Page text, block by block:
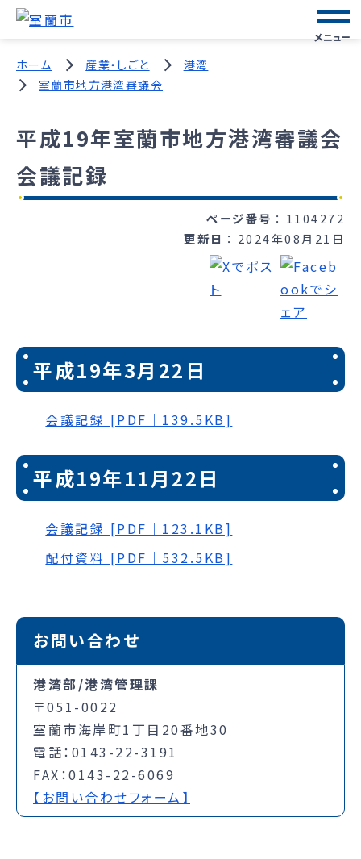
メニュー
ホーム 産業・しごと
港湾
室蘭市地方港湾審議会
平成19年室蘭市地方港湾審議会
会議記録
ページ番号
1104272
更新日
2024年08月21日
平成19年3月22日
会議記録 [PDF｜139.5KB]
平成19年11月22日
会議記録 [PDF｜123.1KB]
配付資料 [PDF｜532.5KB]
お問い合わせ
港湾部/港湾管理課
〒051-0022
室蘭市海岸町1丁目20番地30
電話：0143-22-3191
FAX：0143-22-6069
【お問い合わせフォーム】